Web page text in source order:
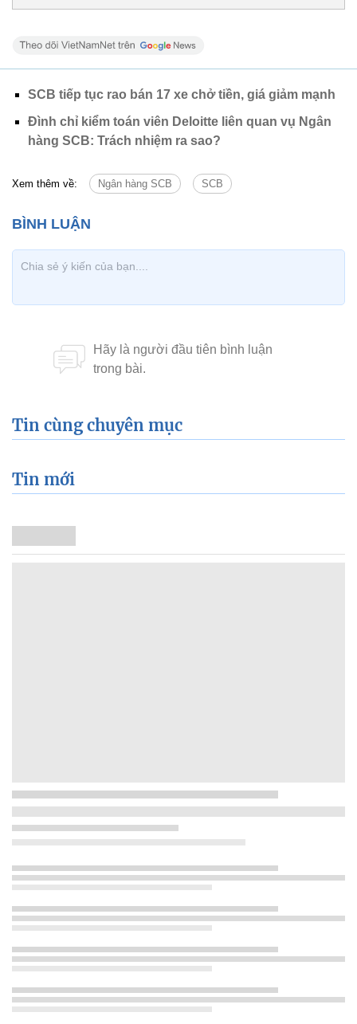
SCB tiếp tục rao bán 17 xe chở tiền, giá giảm mạnh
Đình chỉ kiểm toán viên Deloitte liên quan vụ Ngân
hàng SCB: Trách nhiệm ra sao?
Xem thêm về: Ngân hàng SCB SCB
Tin cùng chuyên mục
Tin mới